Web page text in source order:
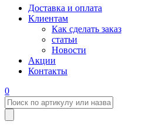
Доставка и оплата
Клиентам
Как сделать заказ
статьи
Новости
Акции
Контакты
0